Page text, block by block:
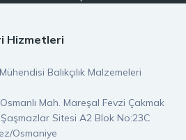
satış öncesi ve sonrası destek
İster LRF, ister spin olta takımı
geldiniz.
Hizmetleri
Balıkçılık Malzemeleri
Osmanlı Mah. Mareşal Fevzi Çakmak
Sitesi A2 Blok No:23C
Osmaniye